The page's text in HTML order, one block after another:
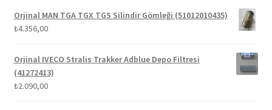
Orjinal MAN TGA TGX TGS Silindir Gömleği (51012010435)
₺4.356,00
Orjinal IVECO Stralis Trakker Adblue Depo Filtresi
(41272413)
₺2.090,00